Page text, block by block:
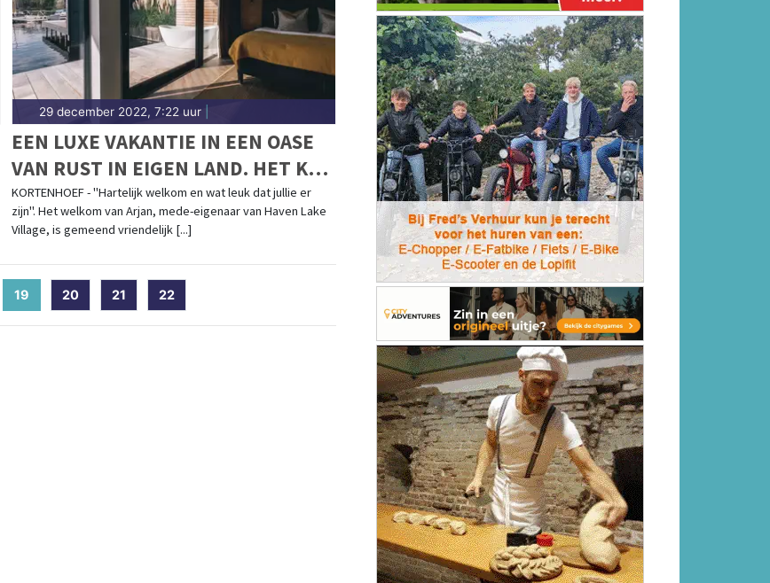
29 december 2022, 7:22 uur|
EEN LUXE VAKANTIE IN EEN OASE
VAN RUST IN EIGEN LAND. HET KAN
BIJ HAVEN LAKE VILLAGE!
KORTENHOEF - "Hartelijk welkom en wat leuk dat jullie er
zijn". Het welkom van Arjan, mede-eigenaar van Haven Lake
Village, is gemeend vriendelijk [...]
19 (current)
20 21 22